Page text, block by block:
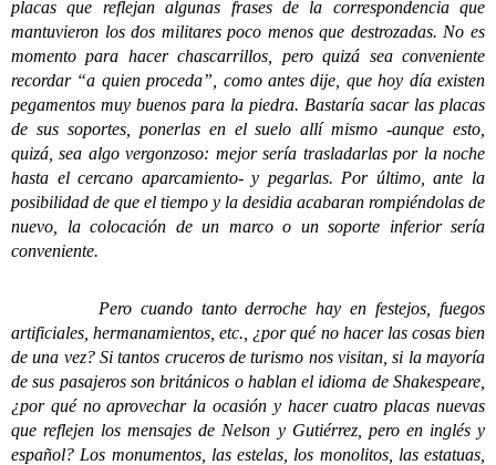
placas que reflejan algunas frases de la correspondencia que
mantuvieron los dos militares poco menos que destrozadas. No es
momento para hacer chascarrillos, pero quizá sea conveniente
recordar “a quien proceda”, como antes dije, que hoy día existen
pegamentos muy buenos para la piedra. Bastaría sacar las placas
de sus soportes, ponerlas en el suelo allí mismo -aunque esto,
quizá, sea algo vergonzoso: mejor sería trasladarlas por la noche
hasta el cercano aparcamiento- y pegarlas. Por último, ante la
posibilidad de que el tiempo y la desidia acabaran rompiéndolas de
nuevo, la colocación de un marco o un soporte inferior sería
conveniente.
Pero cuando tanto derroche hay en festejos, fuegos
artificiales, hermanamientos, etc., ¿por qué no hacer las cosas bien
de una vez? Si tantos cruceros de turismo nos visitan, si la mayoría
de sus pasajeros son británicos o hablan el idioma de Shakespeare,
¿por qué no aprovechar la ocasión y hacer cuatro placas nuevas
que reflejen los mensajes de Nelson y Gutiérrez, pero en inglés y
español? Los monumentos, las estelas, los monolitos, las estatuas,